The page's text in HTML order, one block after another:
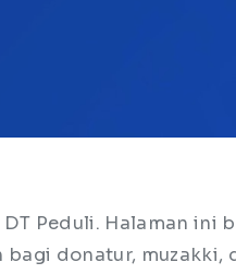
Peduli. Halaman ini
donatur, muzakki,